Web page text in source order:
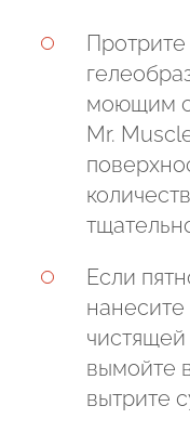
Протрите
моющим
Mr.
Если
нанесите
чистящей
вымойте
вытрите